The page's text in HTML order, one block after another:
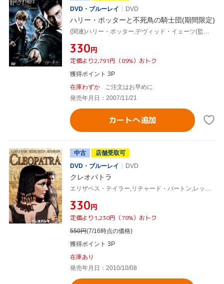
DVD・ブルーレイ
DVD
ハリー・ポッターと不死鳥の騎士団(期間限定)
¥330円
定価より2,791円（89%）おトク
獲得ポイント 3P
在庫わずか
ご注文はお早めに
発売年月日：2007/11/21
カートへ追加
中古
店舗受取可
DVD・ブルーレイ
DVD
クレオパトラ
¥330円
定価より1,230円（78%）おトク
550円(7/16時点の価格)
獲得ポイント 3P
在庫あり
発売年月日：2010/10/08